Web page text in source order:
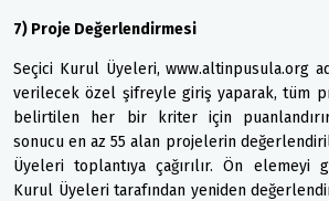
7) Proje Değerlendirmesi
Seçici Kurul Üyeleri, www.altinpusula.org
verilecek özel şifreyle giriş yaparak, tüm
belirtilen her bir kriter için
sonucu en az 55 alan projelerin
Üyeleri toplantıya çağırılır. Ön elemeyi
Kurul Üyeleri tarafından yeniden